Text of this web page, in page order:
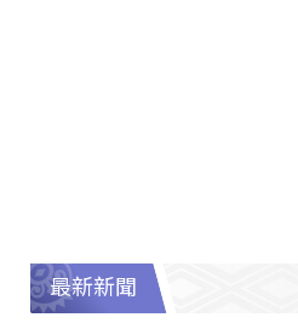
最新新聞